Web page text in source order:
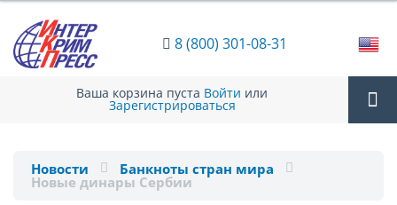
8 (800) 301-08-31
Ваша корзина пуста Войти или
Зарегистрироваться
Новости Банкноты стран мира
Новые динары Сербии